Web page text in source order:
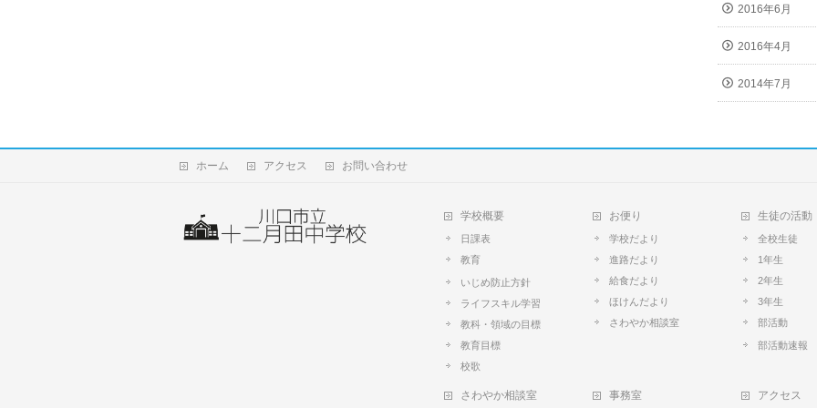
2016年6月
2016年4月
2014年7月
ホーム アクセス お問い合わせ
学校概要
日課表
教育
いじめ防止方針
ライフスキル学習
教科・領域の目標
教育目標
校歌
お便り
学校だより
進路だより
給食だより
ほけんだより
さわやか相談室
生徒の活動
全校生徒
1年生
2年生
3年生
部活動
部活動速報
さわやか相談室 事務室 アクセス